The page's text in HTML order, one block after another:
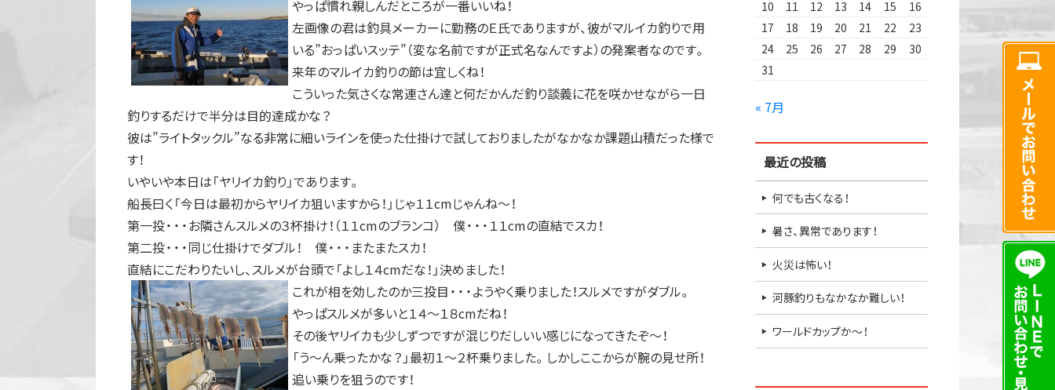
やっぱ慣れ親しんだところが一番いいね！
左画像の君は釣具メーカーに勤務のＥ氏でありますが、彼がマルイカ釣りで用
いる”おっぱいスッテ”（変な名前ですが正式名なんですよ）の発案者なのです。
来年のマルイカ釣りの節は宜しくね！
こういった気さくな常連さん達と何だかんだ釣り談義に花を咲かせながら一日
釣りするだけで半分は目的達成かな？
彼は”ライトタックル”なる非常に細いラインを使った仕掛けで試しておりましたがなかなか課題山積だった様で
す！
いやいや本日は「ヤリイカ釣り」であります。
船長曰く「今日は最初からヤリイカ狙いますから！」じゃ１１cmじゃんね～！
第一投・・・お隣さんスルメの３杯掛け！（１１cmのブランコ） 僕・・・１１cmの直結でスカ！
第二投・・・同じ仕掛けでダブル！ 僕・・・またまたスカ！
直結にこだわりたいし、スルメが台頭で「よし１４cmだな！」決めました！
これが相を効したのか三投目・・・ようやく乗りました！スルメですがダブル。
やっぱスルメが多いと１４～１８cmだね！
その後ヤリイカも少しずつですが混じりだしいい感じになってきたぞ～！
「う～ん乗ったかな？」最初１～２杯乗りました。しかしここからが腕の見せ所！
追い乗りを狙うのです！
10
11 12 13 14 15
16
17
18 19 20 21 22
23
24
25 26 27 28 29
30
31
« 7月
最近の投稿
何でも古くなる！
暑さ、異常であります！
火災は怖い！
河豚釣りもなかなか難しい！
ワールドカップか～！